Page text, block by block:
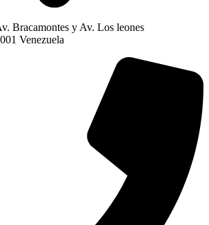
Bracamontes y Av. Los leones
Venezuela